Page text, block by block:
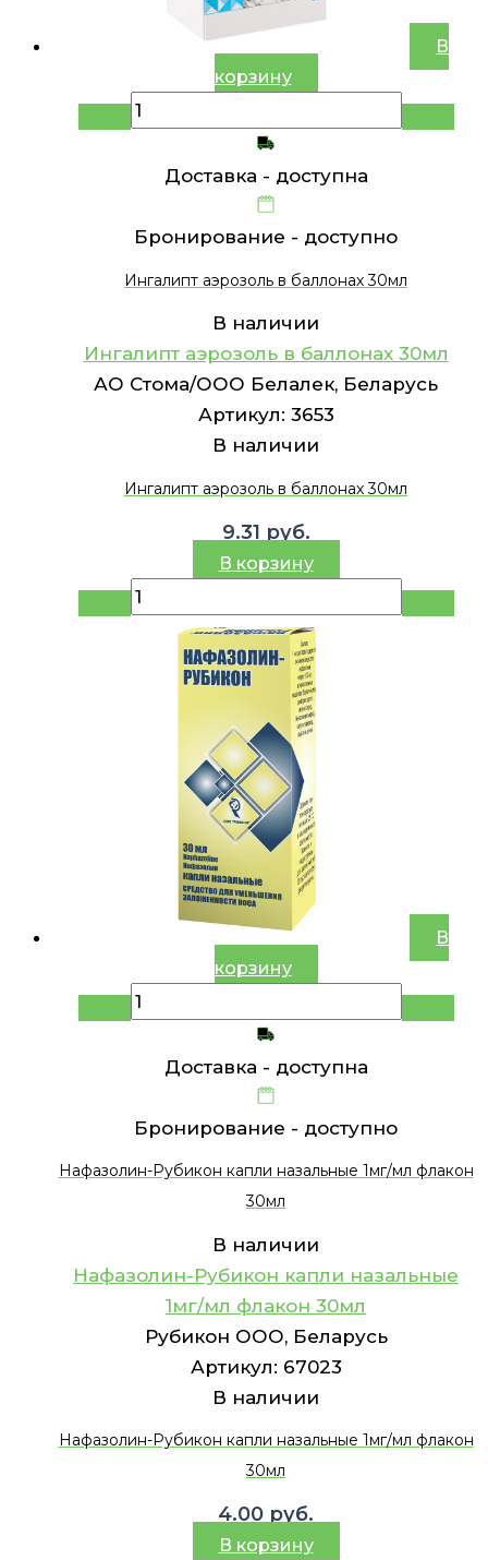
В
корзину
Доставка - доступна
Бронирование - доступно
Ингалипт аэрозоль в баллонах 30мл
В наличии
Ингалипт аэрозоль в баллонах 30мл
АО Стома/ООО Белалек, Беларусь
Артикул: 3653
В наличии
Ингалипт аэрозоль в баллонах 30мл
9.31 руб.
В корзину
В
корзину
Доставка - доступна
Бронирование - доступно
Нафазолин-Рубикон капли назальные 1мг/мл флакон
30мл
В наличии
Нафазолин-Рубикон капли назальные
1мг/мл флакон 30мл
Рубикон ООО, Беларусь
Артикул: 67023
В наличии
Нафазолин-Рубикон капли назальные 1мг/мл флакон
30мл
4.00 руб.
В корзину